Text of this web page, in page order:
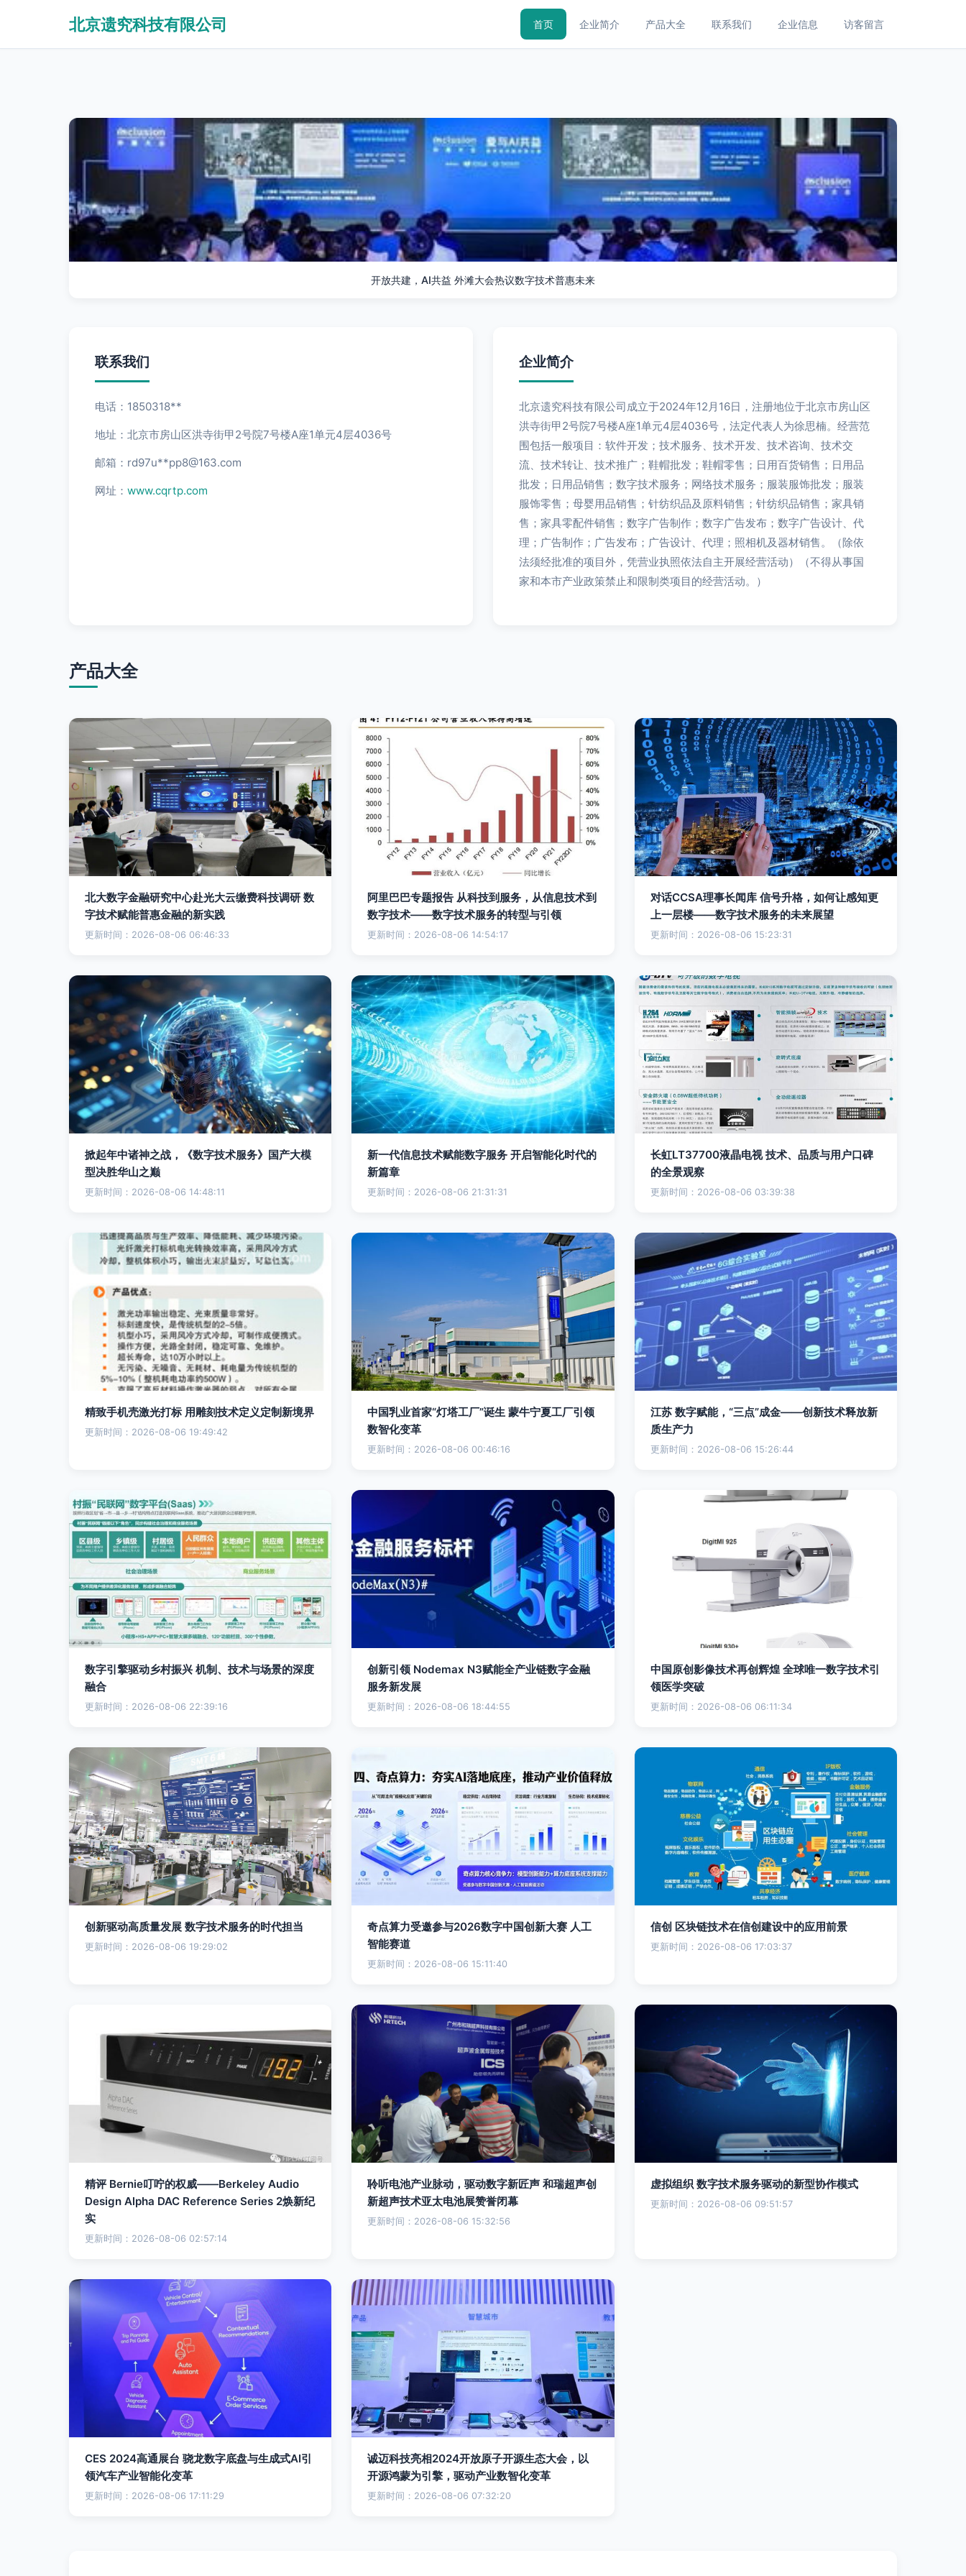
北京遗究科技有限公司 首页 企业简介 产品大全 联系我们 企业信息 访客留言
开放共建，AI共益 外滩大会热议数字技术普惠未来
联系我们
电话：1850318**
地址：北京市房山区洪寺街甲2号院7号楼A座1单元4层4036号
邮箱：rd97u**pp8@163.com
网址： www.cqrtp.com
企业简介
北京遗究科技有限公司成立于2024年12月16日，注册地位于北京市房山区
洪寺街甲2号院7号楼A座1单元4层4036号，法定代表人为徐思楠。经营范
围包括一般项目：软件开发；技术服务、技术开发、技术咨询、技术交
流、技术转让、技术推广；鞋帽批发；鞋帽零售；日用百货销售；日用品
批发；日用品销售；数字技术服务；网络技术服务；服装服饰批发；服装
服饰零售；母婴用品销售；针纺织品及原料销售；针纺织品销售；家具销
售；家具零配件销售；数字广告制作；数字广告发布；数字广告设计、代
理；广告制作；广告发布；广告设计、代理；照相机及器材销售。（除依
法须经批准的项目外，凭营业执照依法自主开展经营活动）（不得从事国
家和本市产业政策禁止和限制类项目的经营活动。）
产品大全
北大数字金融研究中心赴光大云缴费科技调研 数
字技术赋能普惠金融的新实践
更新时间：2026-08-06 06:46:33
阿里巴巴专题报告 从科技到服务，从信息技术到
数字技术——数字技术服务的转型与引领
更新时间：2026-08-06 14:54:17
对话CCSA理事长闻库 信号升格，如何让感知更
上一层楼——数字技术服务的未来展望
更新时间：2026-08-06 15:23:31
掀起年中诸神之战，《数字技术服务》国产大模
型决胜华山之巅
更新时间：2026-08-06 14:48:11
新一代信息技术赋能数字服务 开启智能化时代的
新篇章
更新时间：2026-08-06 21:31:31
长虹LT37700液晶电视 技术、品质与用户口碑
的全景观察
更新时间：2026-08-06 03:39:38
精致手机壳激光打标 用雕刻技术定义定制新境界
更新时间：2026-08-06 19:49:42
中国乳业首家“灯塔工厂”诞生 蒙牛宁夏工厂引领
数智化变革
更新时间：2026-08-06 00:46:16
江苏 数字赋能，“三点”成金——创新技术释放新
质生产力
更新时间：2026-08-06 15:26:44
数字引擎驱动乡村振兴 机制、技术与场景的深度
融合
更新时间：2026-08-06 22:39:16
创新引领 Nodemax N3赋能全产业链数字金融
服务新发展
更新时间：2026-08-06 18:44:55
中国原创影像技术再创辉煌 全球唯一数字技术引
领医学突破
更新时间：2026-08-06 06:11:34
创新驱动高质量发展 数字技术服务的时代担当
更新时间：2026-08-06 19:29:02
奇点算力受邀参与2026数字中国创新大赛 人工
智能赛道
更新时间：2026-08-06 15:11:40
信创 区块链技术在信创建设中的应用前景
更新时间：2026-08-06 17:03:37
精评 Bernie叮咛的权威——Berkeley Audio
Design Alpha DAC Reference Series 2焕新纪
实
更新时间：2026-08-06 02:57:14
聆听电池产业脉动，驱动数字新匠声 和瑞超声创
新超声技术亚太电池展赞誉闭幕
更新时间：2026-08-06 15:32:56
虚拟组织 数字技术服务驱动的新型协作模式
更新时间：2026-08-06 09:51:57
CES 2024高通展台 骁龙数字底盘与生成式AI引
领汽车产业智能化变革
更新时间：2026-08-06 17:11:29
诚迈科技亮相2024开放原子开源生态大会，以
开源鸿蒙为引擎，驱动产业数智化变革
更新时间：2026-08-06 07:32:20